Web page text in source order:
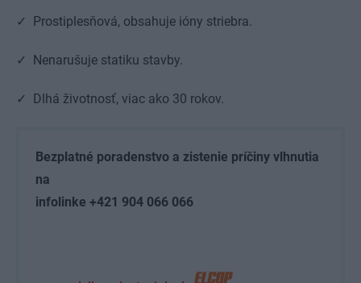
✓ Prostiplesňová, obsahuje ióny striebra.
✓ Nenarušuje statiku stavby.
✓ Dlhá životnosť, viac ako 30 rokov.
Bezplatné poradenstvo a zistenie príčiny vlhnutia
na
infolinke +421 904 066 066